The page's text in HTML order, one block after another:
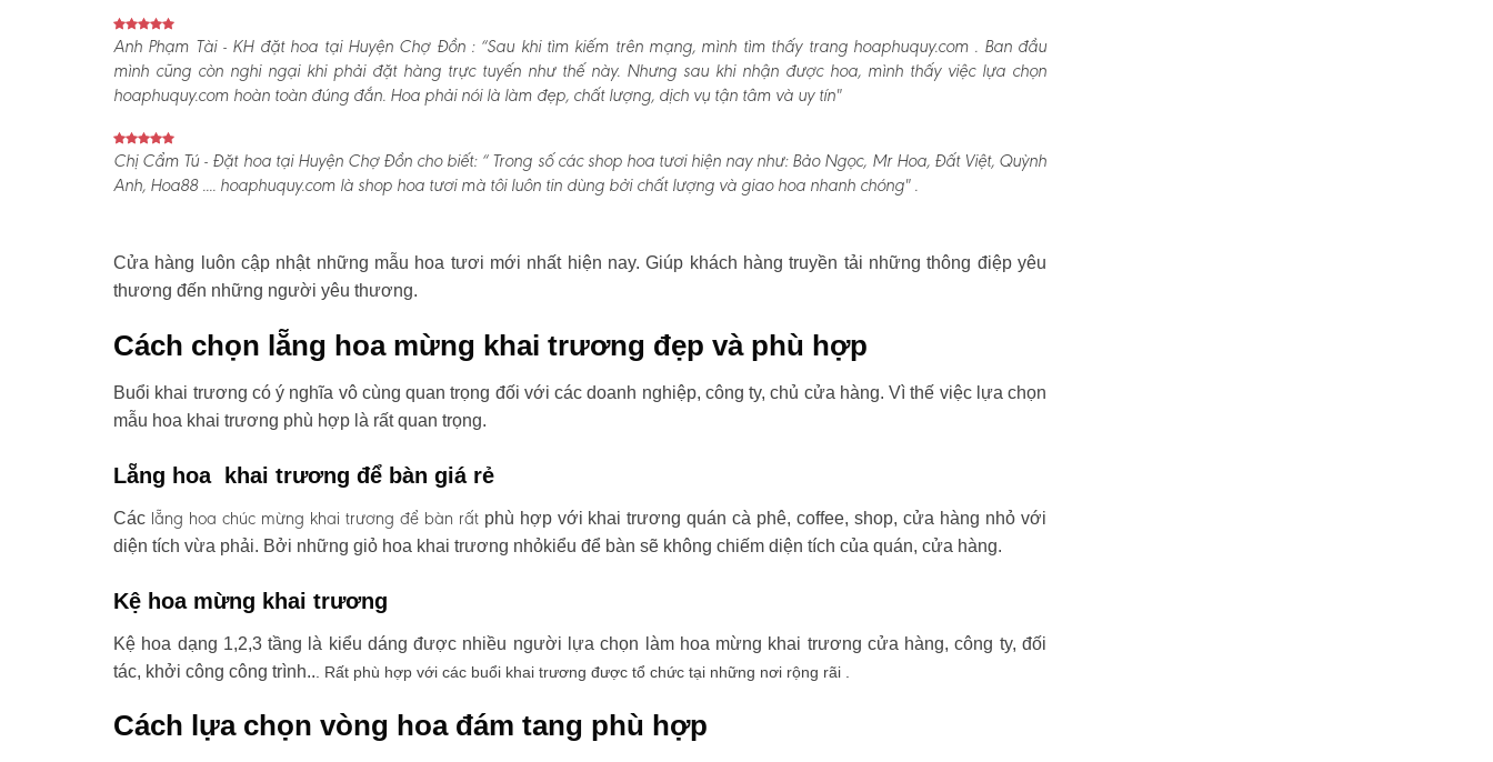
Anh Phạm Tài - KH đặt hoa tại Huyện Chợ Đồn :“Sau khi tìm kiếm trên mạng, mình tìm thấy trang hoaphuquy.com . Ban đầu
mình cũng còn nghi ngại khi phải đặt hàng trực tuyến như thế này. Nhưng sau khi nhận được hoa, mình thấy việc lựa chọn
hoaphuquy.com hoàn toàn đúng đắn. Hoa phải nói là làm đẹp, chất lượng, dịch vụ tận tâm và uy tín"
Chị Cẩm Tú - Đặt hoa tại Huyện Chợ Đồn cho biết:“ Trong số các shop hoa tươi hiện nay như: Bảo Ngọc, Mr Hoa, Đất Việt, Quỳnh
Anh, Hoa88 .... hoaphuquy.com là shop hoa tươi mà tôi luôn tin dùng bởi chất lượng và giao hoa nhanh chóng" .
Cửa hàng luôn cập nhật những mẫu hoa tươi mới nhất hiện nay. Giúp khách hàng truyền tải những thông điệp yêu
thương đến những người yêu thương.
Cách chọn lẵng hoa mừng khai trương đẹp và phù hợp
Buổi khai trương có ý nghĩa vô cùng quan trọng đối với các doanh nghiệp, công ty, chủ cửa hàng. Vì thế việc lựa chọn
mẫu hoa khai trương phù hợp là rất quan trọng.
Lẵng hoa khai trương để bàn giá rẻ
Các lẵng hoa chúc mừng khai trương để bàn rấtphù hợp với khai trương quán cà phê, coffee, shop, cửa hàng nhỏ với
diện tích vừa phải. Bởi những giỏ hoa khai trương nhỏkiểu để bàn sẽ không chiếm diện tích của quán, cửa hàng.
Kệ hoa mừng khai trương
Kệ hoa dạng 1,2,3 tầng là kiểu dáng được nhiều người lựa chọn làm hoa mừng khai trương cửa hàng, công ty, đối
tác, khởi công công trình.. . Rất phù hợp với các buổi khai trương được tổ chức tại những nơi rộng rãi .
Cách lựa chọn vòng hoa đám tang phù hợp